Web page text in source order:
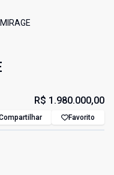
R$ 1.980.000,00
Favorito